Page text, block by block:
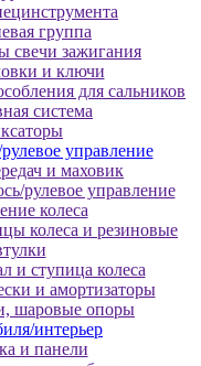
группа
свечи зажигания
и ключи
для сальников
система
управление
и маховик
рулевое управление
колеса
колеса и резиновые
и ступица колеса
и амортизаторы
шаровые опоры
интерьер
и панели